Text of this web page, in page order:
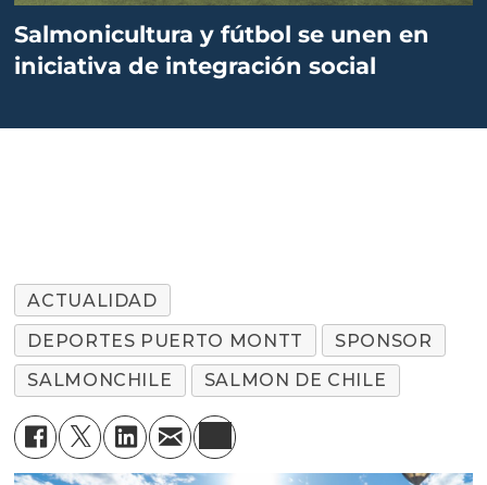
Salmonicultura y fútbol se unen en
iniciativa de integración social
ACTUALIDAD
DEPORTES PUERTO MONTT
SPONSOR
SALMONCHILE
SALMON DE CHILE